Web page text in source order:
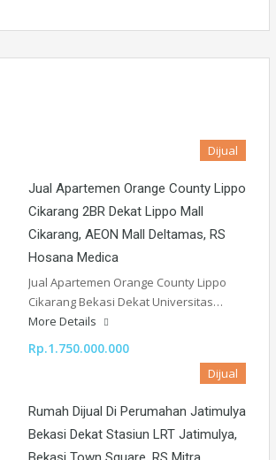
Dijual
Jual Apartemen Orange County Lippo
Cikarang 2BR Dekat Lippo Mall
Cikarang, AEON Mall Deltamas, RS
Hosana Medica
Jual Apartemen Orange County Lippo
Cikarang Bekasi Dekat Universitas…
More Details
Rp.1.750.000.000
Dijual
Rumah Dijual Di Perumahan Jatimulya
Bekasi Dekat Stasiun LRT Jatimulya,